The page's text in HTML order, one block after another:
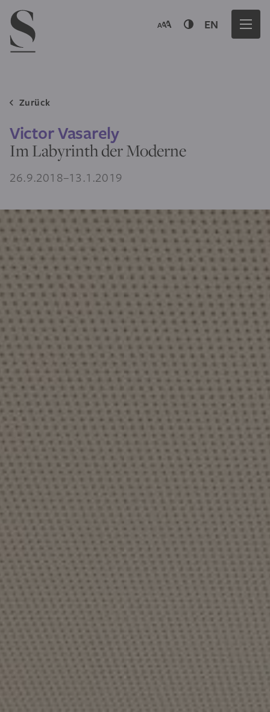
Navigation menu
EN
Zurück
Victor Vasarely
Im Labyrinth der Moderne
26.9.2018–13.1.2019